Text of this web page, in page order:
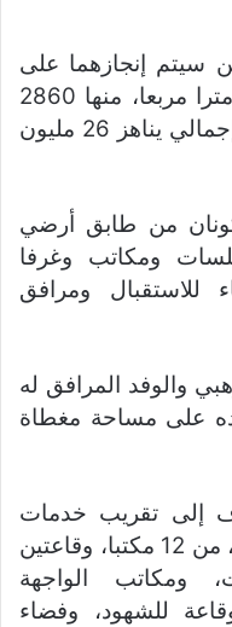
سيتم إنجازهما على
مساحة إجمالية تقدر بـ 5684 مترا مربعا، منها 2860
مترا مربعا مغطاة، غلاف مالي إجمالي يناهز 26 مليون
من طابق أرضي
ومكاتب وغرفا
للاستقبال ومرافق
والوفد المرافق له
على مساحة مغطاة
إلى تقريب خدمات
العدالة من سكان إقليم طرفاية، من 12 مكتبا، وقاعتين
ومكاتب الواجهة
للشهود، وفضاء